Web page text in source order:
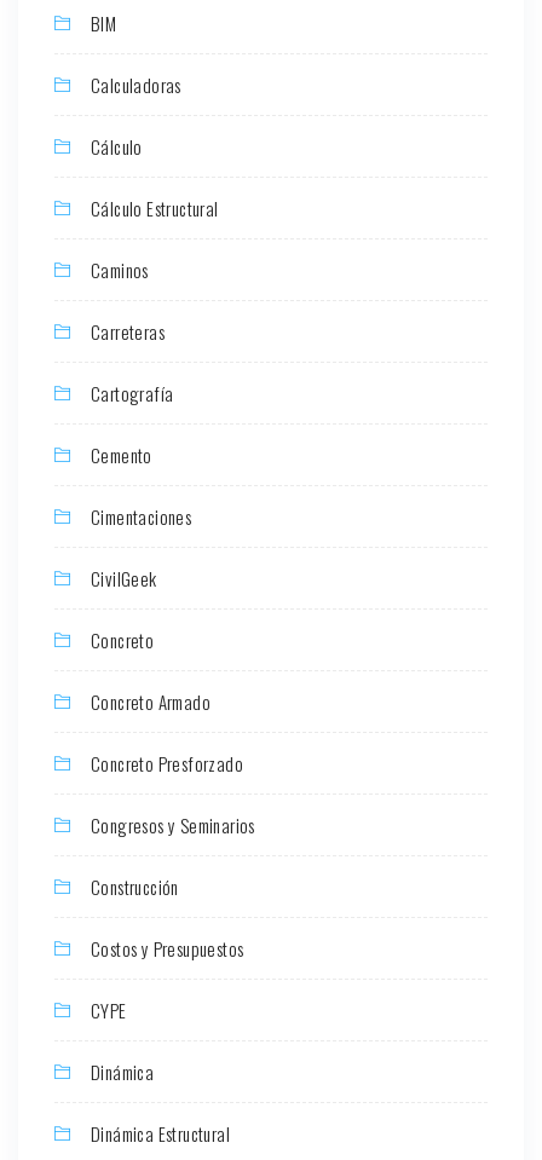
BIM
Calculadoras
Cálculo
Cálculo Estructural
Caminos
Carreteras
Cartografía
Cemento
Cimentaciones
CivilGeek
Concreto
Concreto Armado
Concreto Presforzado
Congresos y Seminarios
Construcción
Costos y Presupuestos
CYPE
Dinámica
Dinámica Estructural